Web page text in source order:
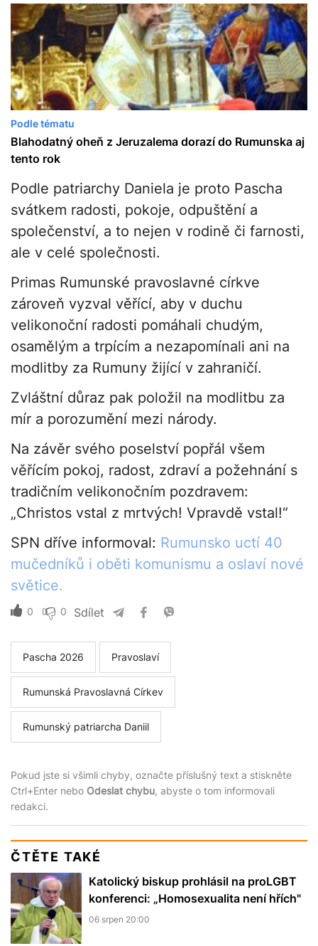
Podle tématu
Blahodatný oheň z Jeruzalema dorazí do Rumunska aj
tento rok
Podle patriarchy Daniela je proto Pascha
svátkem radosti, pokoje, odpuštění a
společenství, a to nejen v rodině či farnosti,
ale v celé společnosti.
Primas Rumunské pravoslavné církve
zároveň vyzval věřící, aby v duchu
velikonoční radosti pomáhali chudým,
osamělým a trpícím a nezapomínali ani na
modlitby za Rumuny žijící v zahraničí.
Zvláštní důraz pak položil na modlitbu za
mír a porozumění mezi národy.
Na závěr svého poselství popřál všem
věřícím pokoj, radost, zdraví a požehnání s
tradičním velikonočním pozdravem:
„Christos vstal z mrtvých! Vpravdě vstal!“
SPN dříve informoval: Rumunsko uctí 40
mučedníků i oběti komunismu a oslaví nové
světice.
0 0 Sdílet
Pascha 2026 Pravoslaví
Rumunská Pravoslavná Církev
Rumunský patriarcha Daniil
Pokud jste si všimli chyby, označte příslušný text a stiskněte
Ctrl+Enter nebo Odeslat chybu, abyste o tom informovali
redakci.
ČTĚTE TAKÉ
Katolický biskup prohlásil na proLGBT
konferenci: „Homosexualita není hřích"
06 srpen 20:00